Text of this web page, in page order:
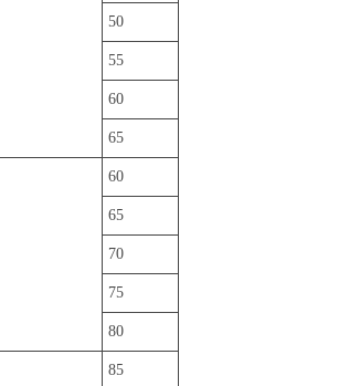
50
55
60
65
60
65
70
75
80
85